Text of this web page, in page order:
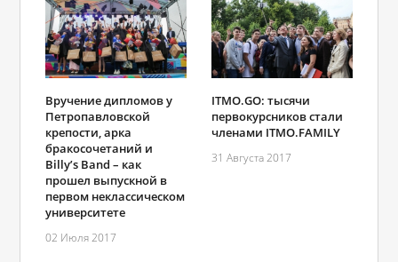
Вручение дипломов у
Петропавловской
крепости, арка
бракосочетаний и
Billy’s Band – как
прошел выпускной в
первом неклассическом
университете
02 Июля 2017
ITMO.GO: тысячи
первокурсников стали
членами ITMO.FAMILY
31 Августа 2017